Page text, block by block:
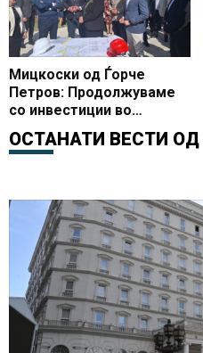
Мицкоски од Ѓорче
Петров: Продолжуваме
со инвестиции во
образованието, започна
доградбата на
ОСТАНАТИ ВЕСТИ ОД